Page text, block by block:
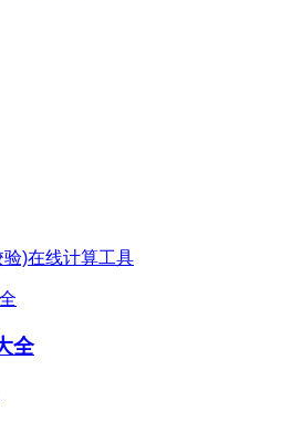
)在线计算工具
全